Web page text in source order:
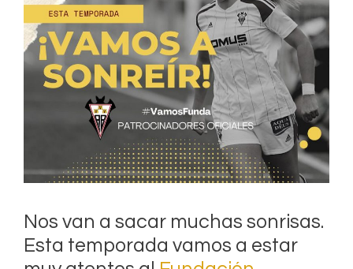
Nos van a sacar muchas sonrisas.
Esta temporada vamos a estar